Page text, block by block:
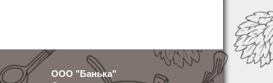
ООО "Банька"